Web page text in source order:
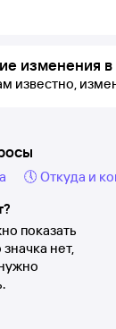
изменения в
известно,
🕔 Откуда и
показать
нет,